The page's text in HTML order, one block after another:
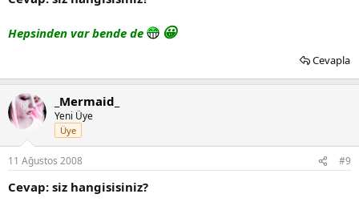
Hepsinden var bende de 😀
Cevapla
_Mermaid_
Yeni Üye
Üye
11 Ağustos 2008 #9
Cevap: siz hangisisiniz?